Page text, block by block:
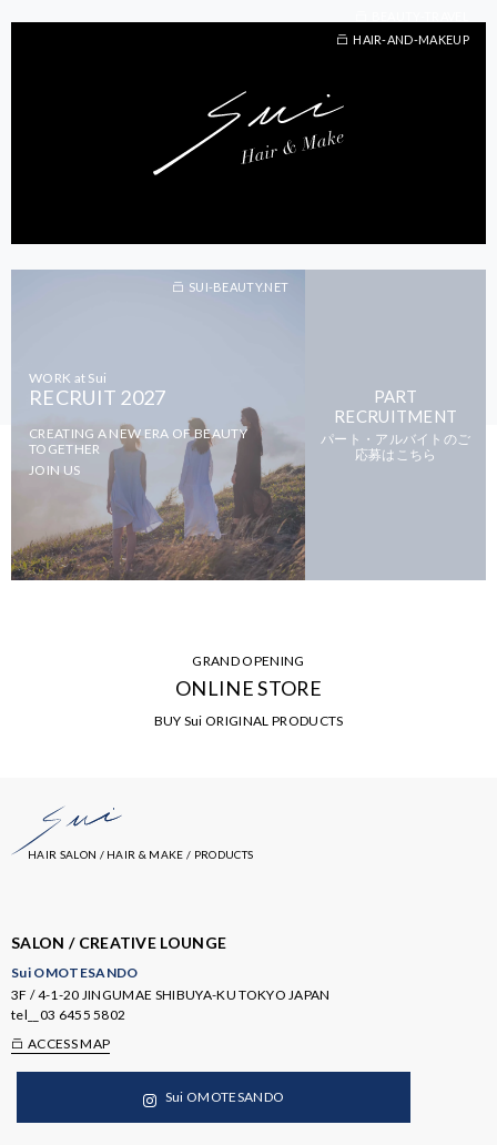
HAIR-AND-MAKEUP
WORK at Sui
RECRUIT 2027
CREATING A NEW ERA OF BEAUTY
TOGETHER
JOIN US
SUI-BEAUTY.NET
PART
RECRUITMENT
パート・アルバイトのご
応募はこちら
GRAND OPENING
ONLINE STORE
BUY Sui ORIGINAL PRODUCTS
HAIR SALON / HAIR & MAKE / PRODUCTS
SALON / CREATIVE LOUNGE
Sui OMOTESANDO
3F / 4-1-20 JINGUMAE SHIBUYA-KU TOKYO JAPAN
tel__ 03 6455 5802
ACCESS MAP
Sui OMOTESANDO